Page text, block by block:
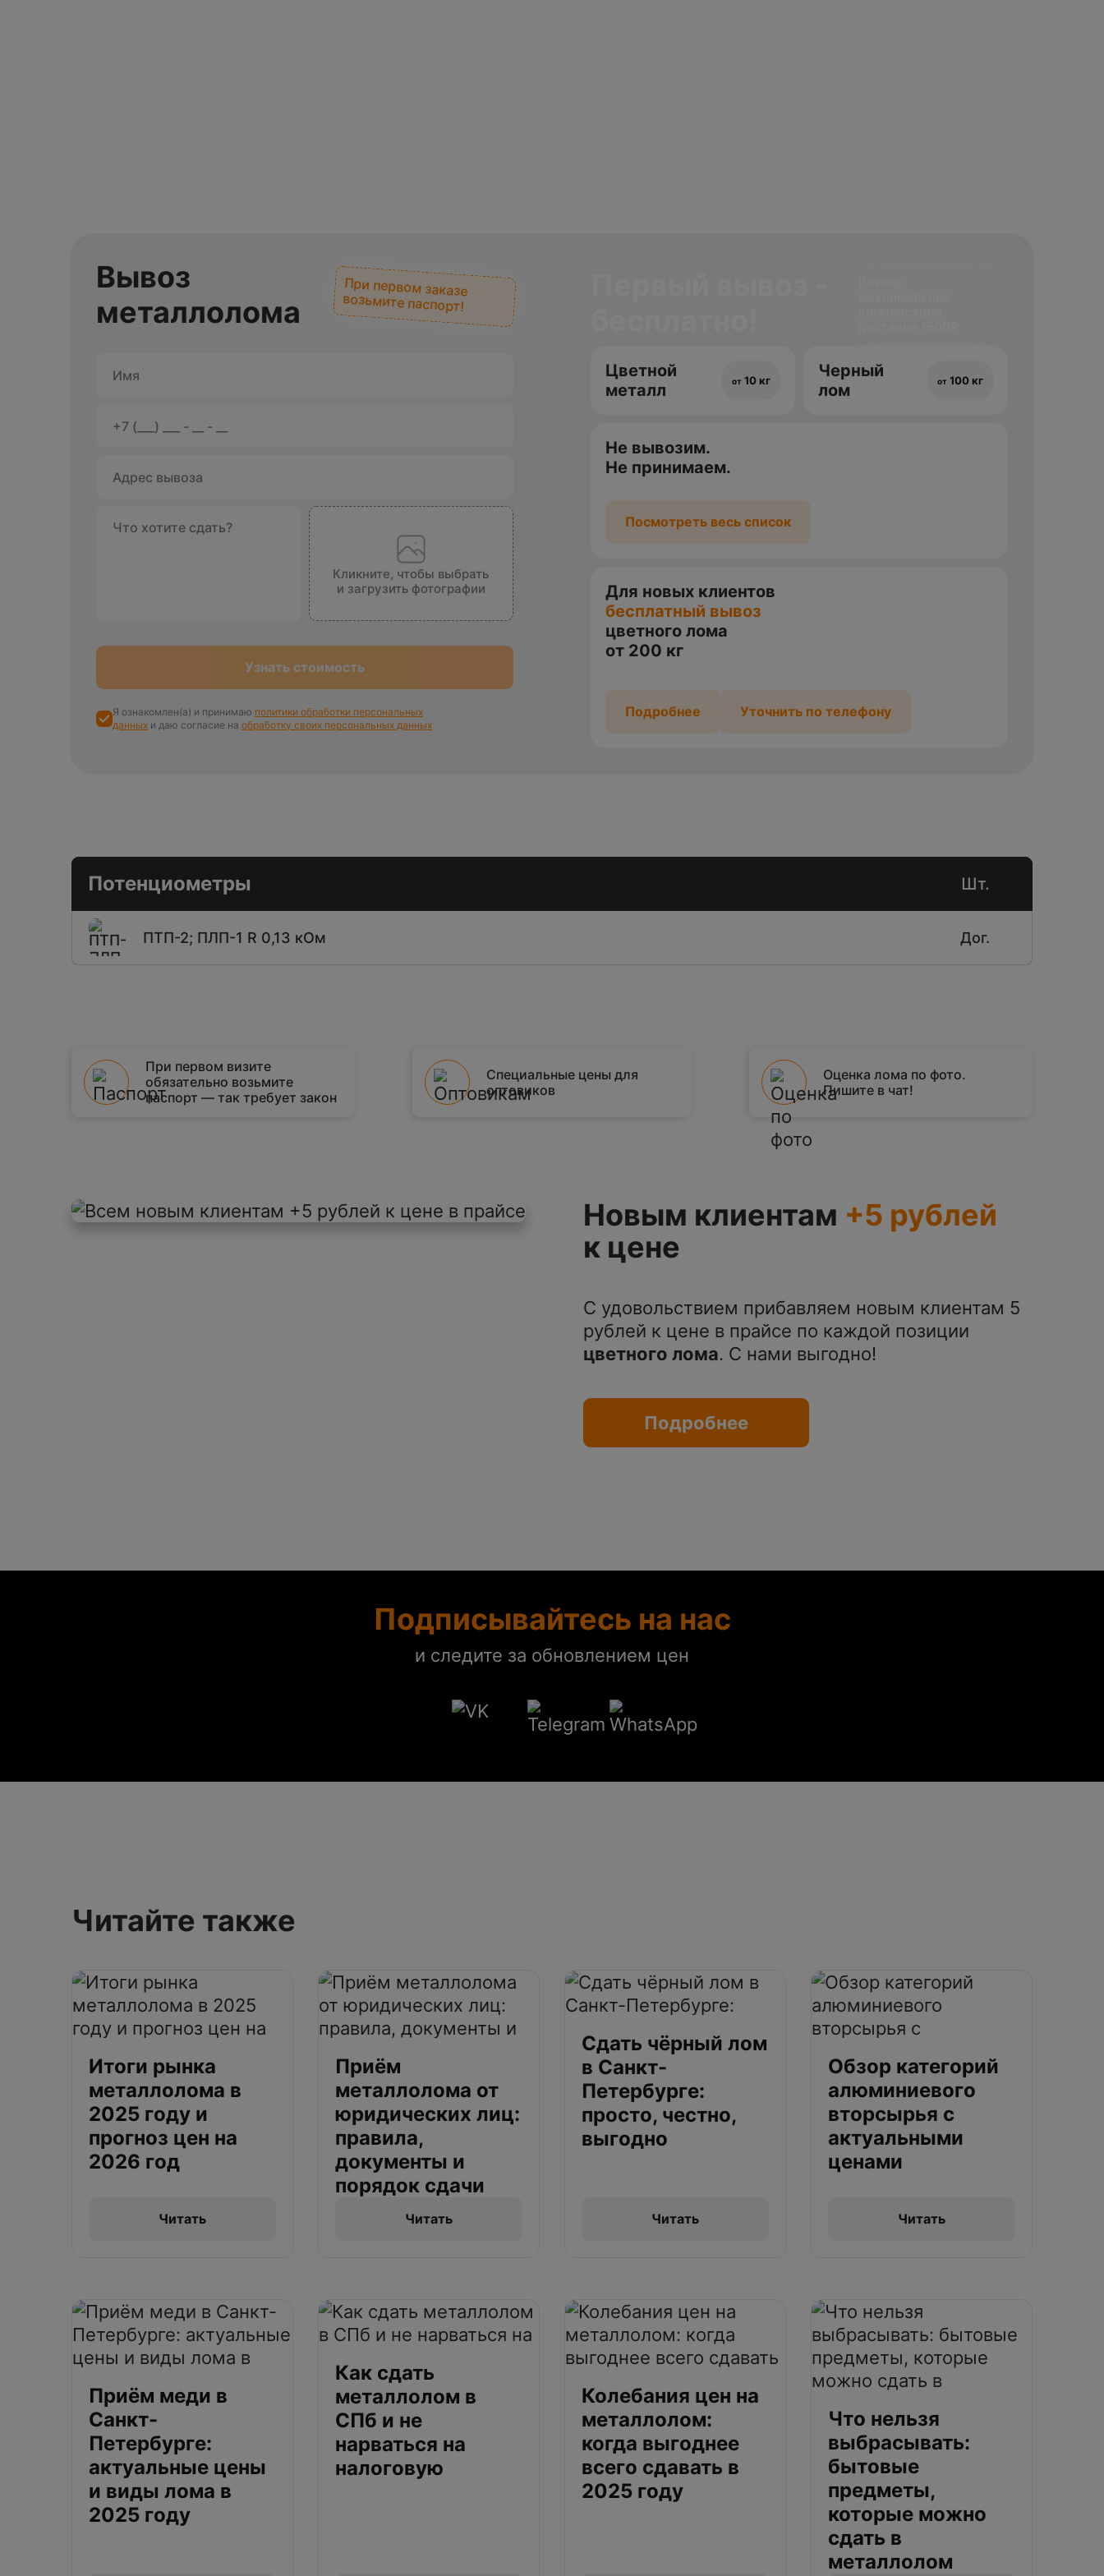
Вывоз
металлолома
При первом заказе
возьмите паспорт!
Кликните, чтобы выбрать
и загрузить фотографии
Узнать стоимость
Я ознакомлен(а) и принимаю политики обработки персональных
данных и даю согласие на обработку своих персональных данных
Цветной
металл
от 10 кг
Черный
лом
от 100 кг
Не вывозим.
Не принимаем.
Посмотреть весь список
Для новых клиентов
бесплатный вывоз
цветного лома
от 200 кг
Подробнее Уточнить по телефону
Потенциометры Шт.
ПТП-2; ПЛП-1 R 0,13 кОм Дог.
При первом визите
обязательно возьмите
паспорт — так требует закон
Специальные цены для
оптовиков
Оценка лома по фото.
Пишите в чат!
Новым клиентам +5 рублей
к цене
С удовольствием прибавляем новым клиентам 5
рублей к цене в прайсе по каждой позиции
цветного лома. С нами выгодно!
Подробнее
Подписывайтесь на нас
и следите за обновлением цен
Читайте также
Итоги рынка
металлолома в
2025 году и
прогноз цен на
2026 год
Читать
Приём
металлолома от
юридических лиц:
правила,
документы и
порядок сдачи
Читать
Сдать чёрный лом
в Санкт-
Петербурге:
просто, честно,
выгодно
Читать
Обзор категорий
алюминиевого
вторсырья с
актуальными
ценами
Читать
Приём меди в
Санкт-
Петербурге:
актуальные цены
и виды лома в
2025 году
Как сдать
металлолом в
СПб и не
нарваться на
налоговую
Колебания цен на
металлолом:
когда выгоднее
всего сдавать в
2025 году
Что нельзя
выбрасывать:
бытовые
предметы,
которые можно
сдать в
металлолом